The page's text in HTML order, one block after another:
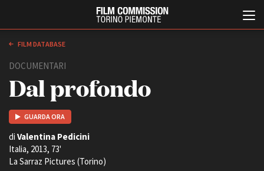
FILM DATABASE
DOCUMENTARI
Dal profondo
GUARDA ORA
di Valentina Pedicini
Italia, 2013, 73'
La Sarraz Pictures (Torino)